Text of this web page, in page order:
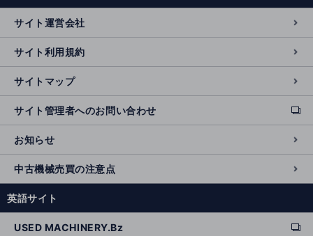
n
al
si
t
e
サイト運営会社
サイト利用規約
サイトマップ
サイト管理者へのお問い合わせ
ext
e
r
n
al
si
e
お知らせ
中古機械売買の注意点
英語サイト
USED MACHINERY.Bz ext